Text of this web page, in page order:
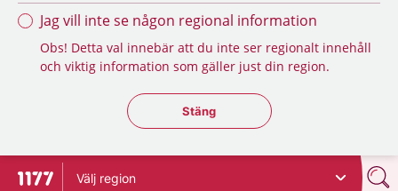
Jag vill inte se någon regional information
Obs! Detta val innebär att du inte ser regionalt innehåll
och viktig information som gäller just din region.
Stäng regionsväljaren
Stäng
Till startsidan för 1177
Välj region